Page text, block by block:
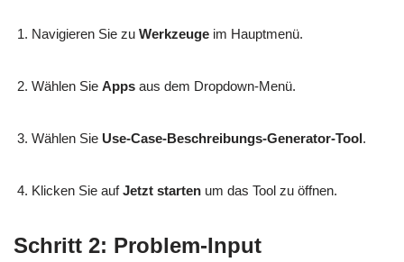
Navigieren Sie zu Werkzeuge im Hauptmenü.
Wählen Sie Apps aus dem Dropdown-Menü.
Wählen Sie Use-Case-Beschreibungs-Generator-Tool.
Klicken Sie aufJetzt starten um das Tool zu öffnen.
Schritt 2: Problem-Input